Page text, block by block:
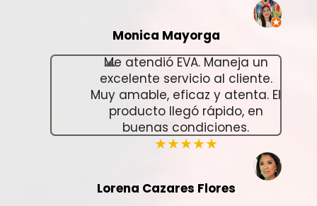
Monica Mayorga
Me atendió EVA. Maneja un
excelente servicio al cliente.
Muy amable, eficaz y atenta. El
producto llegó rápido, en
buenas condiciones.
★★★★★
Lorena Cazares Flores